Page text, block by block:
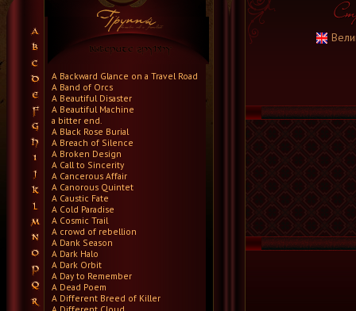
A Backward Glance on a Travel Road
A Band of Orcs
A Beautiful Disaster
A Beautiful Machine
a bitter end.
A Black Rose Burial
A Breach of Silence
A Broken Design
A Call to Sincerity
A Cancerous Affair
A Canorous Quintet
A Caustic Fate
A Cold Paradise
A Cosmic Trail
A crowd of rebellion
A Dank Season
A Dark Halo
A Dark Orbit
A Day to Remember
A Dead Poem
A Different Breed of Killer